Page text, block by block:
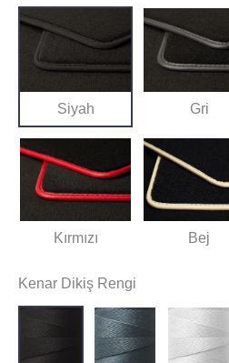
Siyah Gri
Kırmızı Bej
Kenar Dikiş Rengi